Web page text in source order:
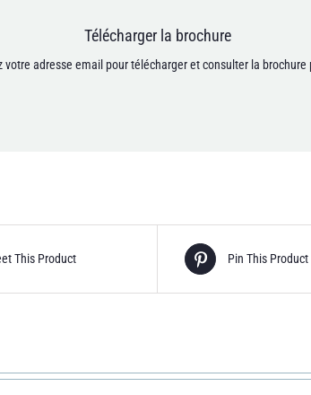
Télécharger la brochure
votre adresse email pour télécharger et consulter la brochure
personnelles soient enregistrées conformément à la
[anr_nocaptcha g-recaptcha-response]
This Product Pin This Product